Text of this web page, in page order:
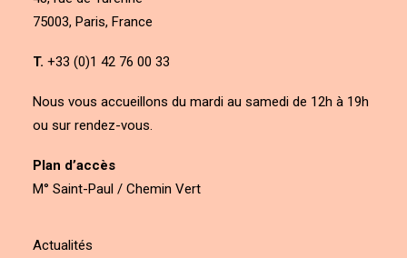
75003, Paris, France
T. +33 (0)1 42 76 00 33
Nous vous accueillons du mardi au samedi de 12h à 19h
ou sur rendez-vous.
Plan d’accès
M° Saint-Paul / Chemin Vert
Actualités